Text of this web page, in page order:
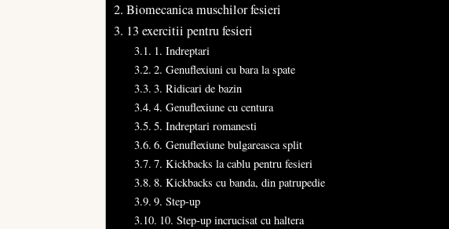
Biomecanica muschilor fesieri
13 exercitii pentru fesieri
1. Indreptari
2. Genuflexiuni cu bara la spate
3. Ridicari de bazin
4. Genuflexiune cu centura
5. Indreptari romanesti
6. Genuflexiune bulgareasca split
7. Kickbacks la cablu pentru fesieri
8. Kickbacks cu banda, din patrupedie
9. Step-up
10. Step-up incrucisat cu haltera